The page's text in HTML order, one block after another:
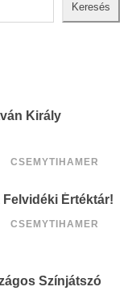
Keresés
Király
CSEMYTIHAMER
Értéktár!
CSEMYTIHAMER
Színjátszó